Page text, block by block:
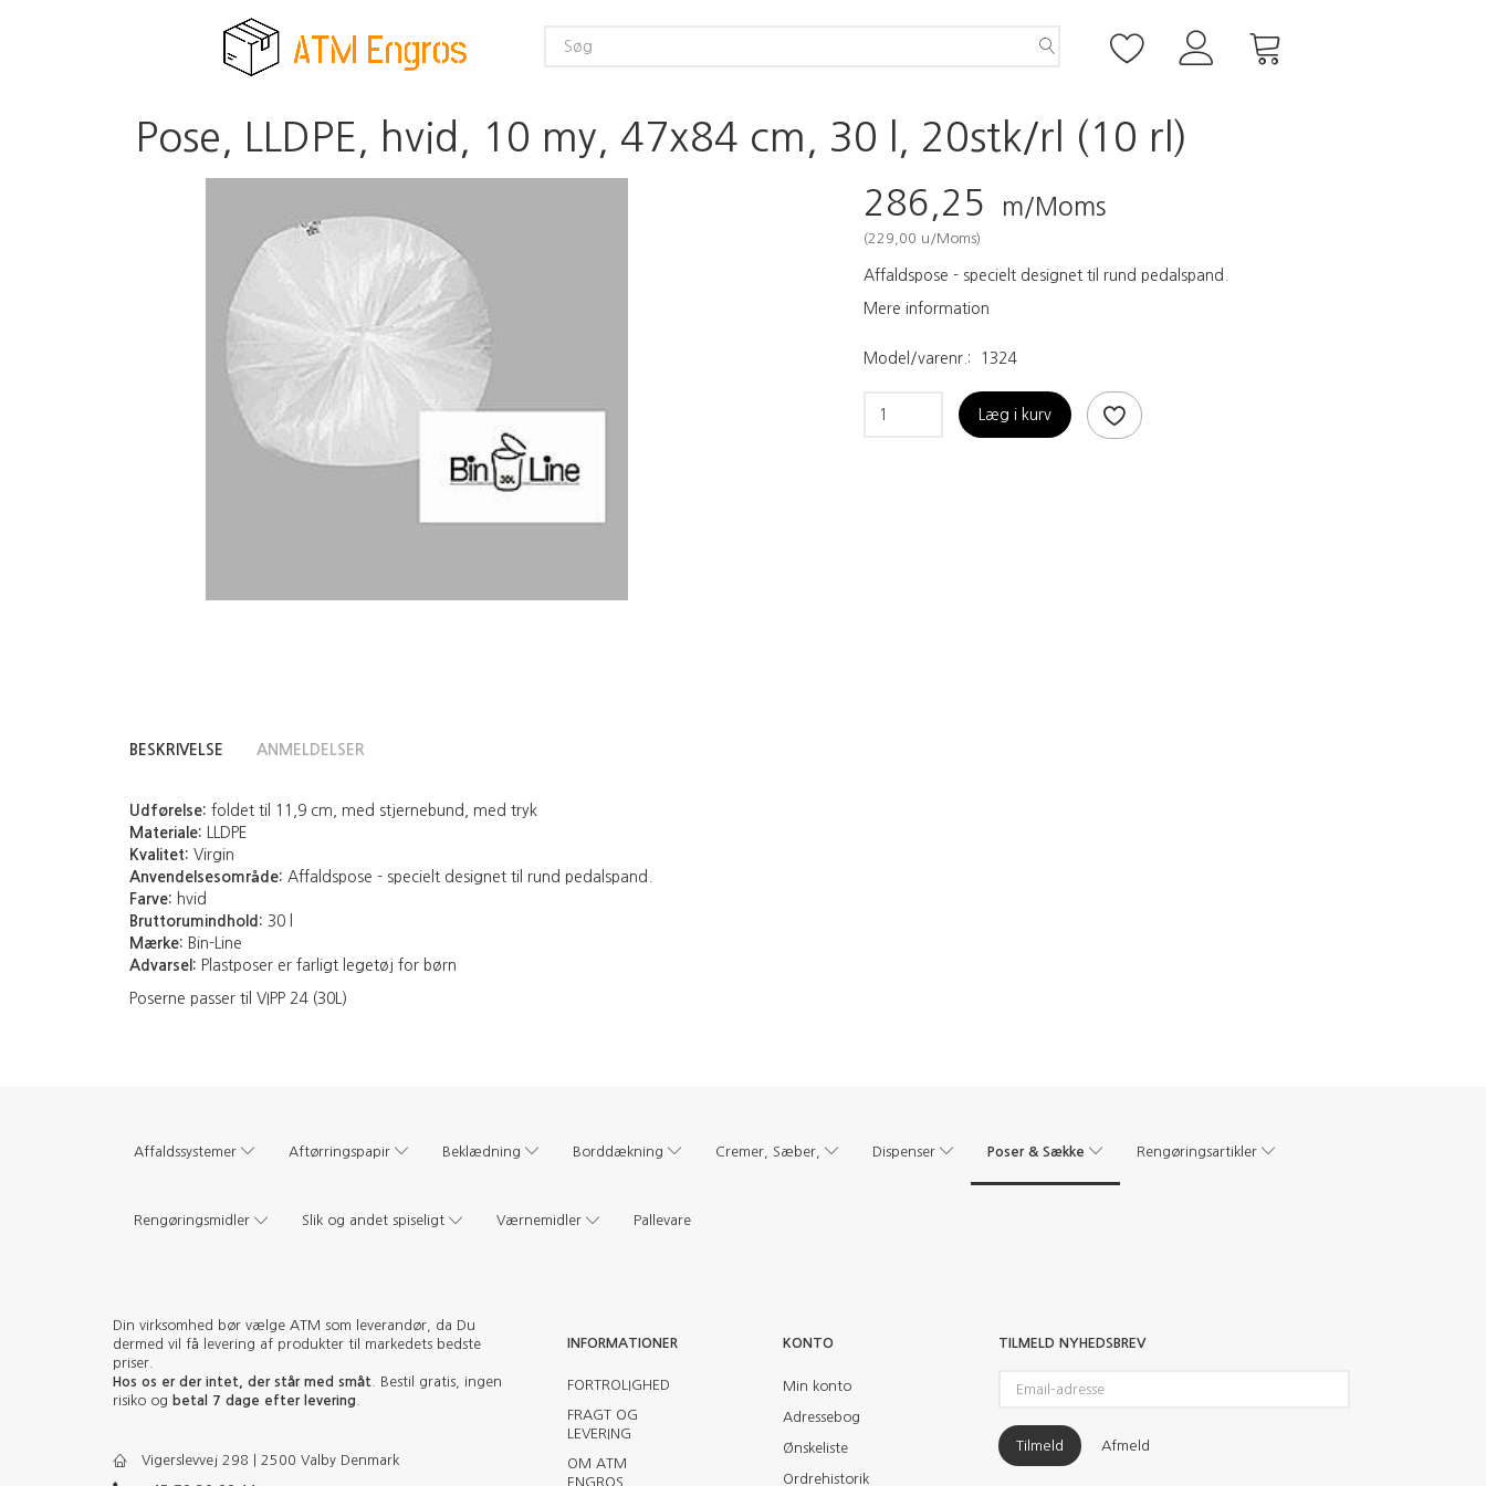
Pose, LLDPE, hvid, 10 my, 47x84 cm, 30 l, 20stk/rl (10 rl)
286,25 m/Moms
(229,00 u/Moms)
Affaldspose - specielt designet til rund pedalspand.
Mere information
Model/varenr.: 1324
Læg i kurv
BESKRIVELSE ANMELDELSER
Udførelse: foldet til 11,9 cm, med stjernebund, med tryk
Materiale: LLDPE
Kvalitet: Virgin
Anvendelsesområde: Affaldspose - specielt designet til rund pedalspand.
Farve: hvid
Bruttorumindhold: 30 l
Mærke: Bin-Line
Advarsel: Plastposer er farligt legetøj for børn
Poserne passer til VIPP 24 (30L)
Affaldssystemer Aftørringspapir Beklædning Borddækning Cremer, Sæber, Dispenser Poser & Sække Rengøringsartikler
Rengøringsmidler Slik og andet spiseligt Værnemidler Pallevare
Din virksomhed bør vælge ATM som leverandør, da Du
dermed vil få levering af produkter til markedets bedste
priser.
Hos os er der intet, der står med småt . Bestil gratis, ingen
risiko og betal 7 dage efter levering
Vigerslevvej 298 | 2500 Valby Denmark
INFORMATIONER
FORTROLIGHED
FRAGT OG
LEVERING
OM ATM
ENGROS
KONTO
Min konto
Adressebog
Ønskeliste
Ordrehistorik
TILMELD NYHEDSBREV
adresse
Tilmeld Afmeld